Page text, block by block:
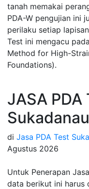
tanah memakai
PDA-W pengujian ini
perilaku setiap
Test ini mengacu
Method for High-
Foundations).
JASA PDA
di Jasa PDA Test
Agustus 2026
Untuk Penerapan
data berikut ini harus